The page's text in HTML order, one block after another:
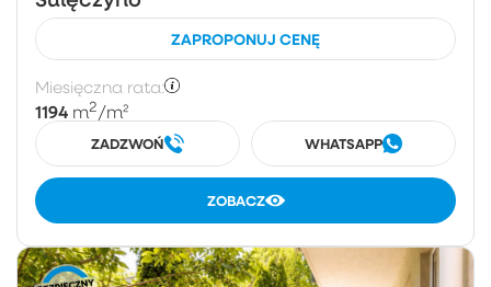
ZAPROPONUJ CENĘ
Miesięczna rata:
1194 m2/m²
ZADZWOŃ WHATSAPP
ZOBACZ